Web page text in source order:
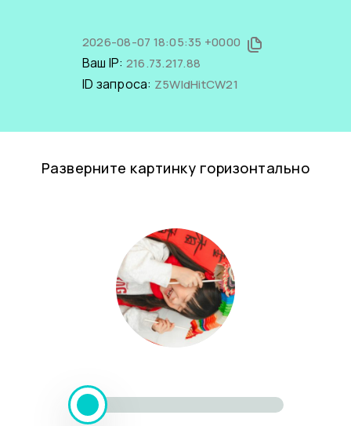
2026-08-07 18:05:35 +0000
Ваш IP: 216.73.217.88
ID запроса: Z5WldHitCW21
Разверните картинку горизонтально